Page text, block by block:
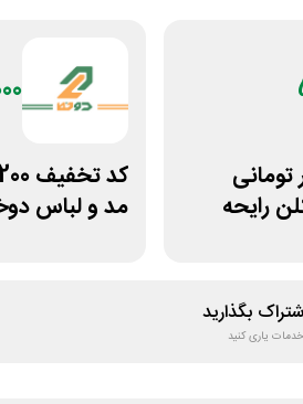
50 هزار تومانی
رایحه
مد و لباس
بگذارید
خدمات یاری کنید